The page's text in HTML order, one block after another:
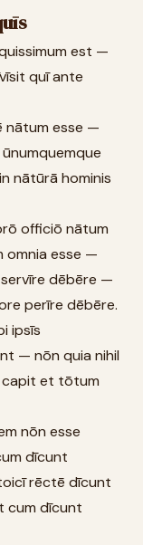
est —
quī ante
nātum esse —
nātūrā hominis
officiō nātum
omnia esse —
dēbēre —
perīre dēbēre.
ipsīs
— nōn quia nihil
capit et tōtum
nōn esse
dīcunt
rēctē dīcunt
cum dīcunt